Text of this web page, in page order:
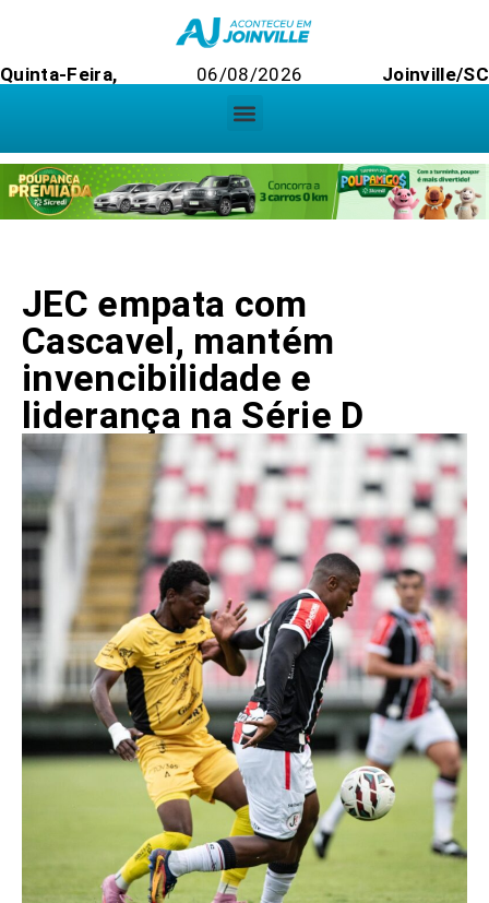
Quinta-Feira, 06/08/2026 Joinville/SC
JEC empata com
Cascavel, mantém
invencibilidade e
liderança na Série D